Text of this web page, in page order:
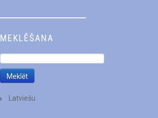
MEKLĒŠANA
Latviešu